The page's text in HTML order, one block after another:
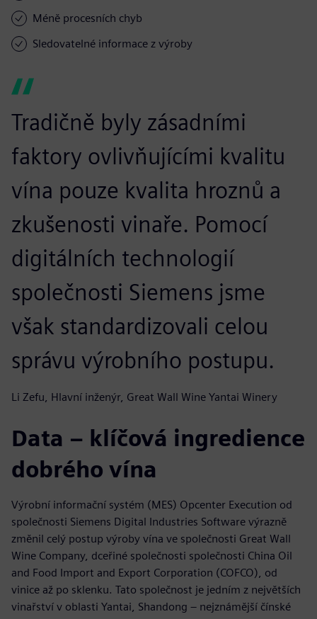
Méně procesních chyb
Sledovatelné informace z výroby
Tradičně byly zásadními
faktory ovlivňujícími kvalitu
vína pouze kvalita hroznů a
zkušenosti vinaře. Pomocí
digitálních technologií
společnosti Siemens jsme
však standardizovali celou
správu výrobního postupu.
Li Zefu, Hlavní inženýr, Great Wall Wine Yantai Winery
Data – klíčová ingredience
dobrého vína
Výrobní informační systém (MES) Opcenter Execution od
společnosti Siemens Digital Industries Software výrazně
změnil celý postup výroby vína ve společnosti Great Wall
Wine Company, dceřiné společnosti společnosti China Oil
and Food Import and Export Corporation (COFCO), od
vinice až po sklenku. Tato společnost je jedním z největších
vinařství v oblasti Yantai, Shandong – nejznámější čínské